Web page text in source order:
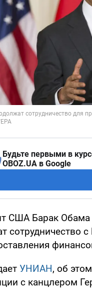
Будьте первыми в
OBOZ.UA в Google
США Барак
УНИАН, об
с канцлером